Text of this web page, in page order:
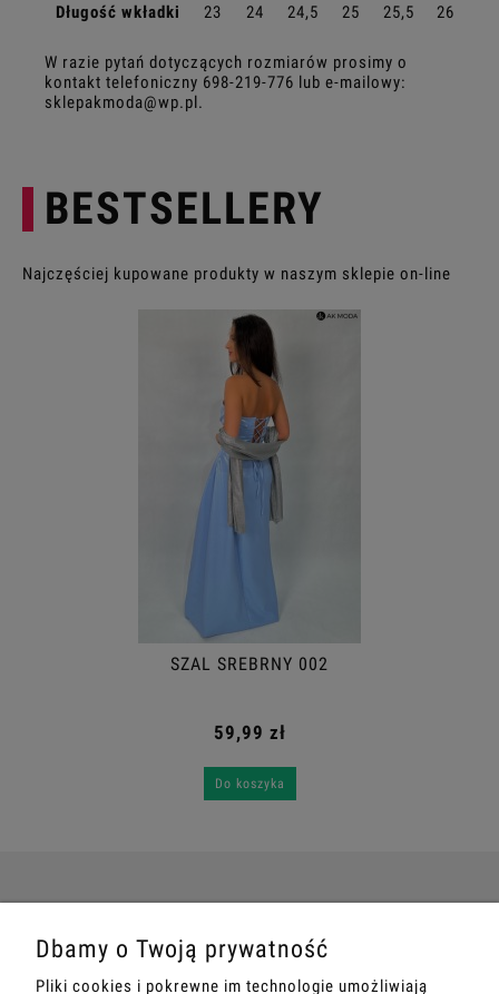
Długość wkładki 23 24 24,5 25 25,5 26,5
W razie pytań dotyczących rozmiarów prosimy o
kontakt telefoniczny 698-219-776 lub e-mailowy:
sklepakmoda@wp.pl.
BESTSELLERY
Najczęściej kupowane produkty w naszym sklepie on-line
SZAL SREBRNY 002
59,99 zł
Do koszyka
POMOC
Dbamy o Twoją prywatność
Pliki cookies i pokrewne im technologie umożliwiają